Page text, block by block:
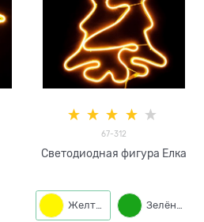
67-312
Светодиодная фигура Елка
Желтый Зелёный